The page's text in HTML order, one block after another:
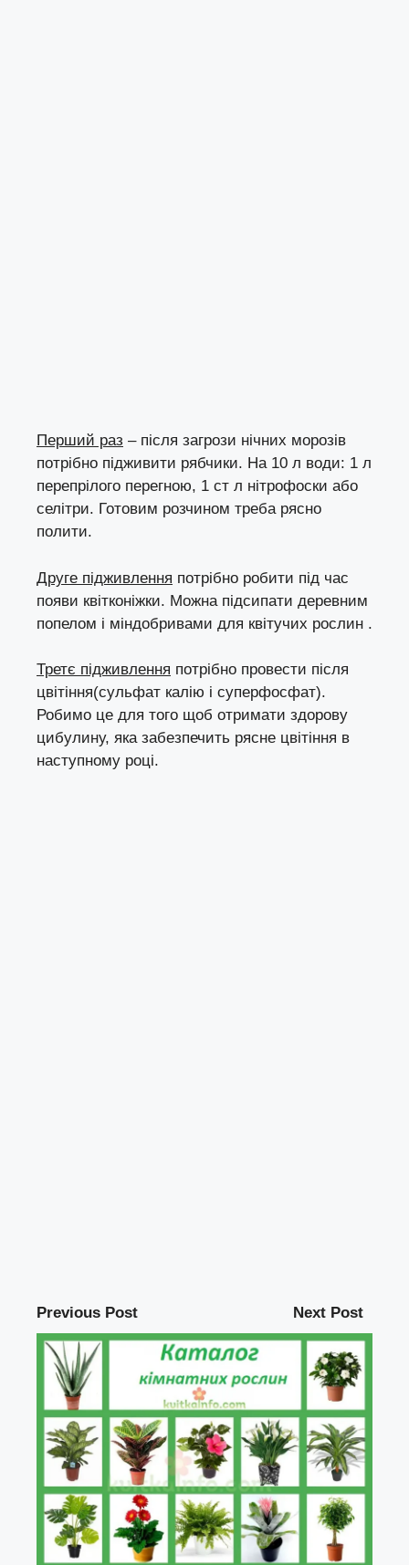
Перший раз – після загрози нічних морозів
потрібно підживити рябчики. На 10 л води: 1 л
перепрілого перегною, 1 ст л нітрофоски або
селітри. Готовим розчином треба рясно
полити.
Друге підживлення потрібно робити під час
появи квітконіжки. Можна підсипати деревним
попелом і міндобривами для квітучих рослин .
Третє підживлення потрібно провести після
цвітіння(сульфат калію і суперфосфат).
Робимо це для того щоб отримати здорову
цибулину, яка забезпечить рясне цвітіння в
наступному році.
Previous Post Next Post